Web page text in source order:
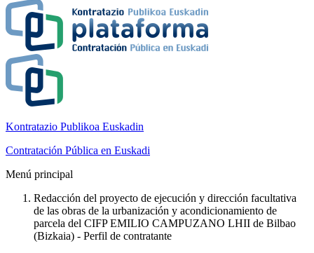
Kontratazio Publikoa Euskadin
Contratación Pública en Euskadi
Menú principal
Redacción del proyecto de ejecución y dirección facultativa
de las obras de la urbanización y acondicionamiento de
parcela del CIFP EMILIO CAMPUZANO LHII de Bilbao
(Bizkaia) - Perfil de contratante